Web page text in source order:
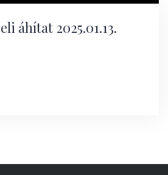
áhítat 2025.01.13.